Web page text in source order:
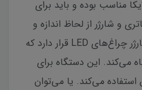
مناسب بوده و باید برای
و شارژر از لحاظ اندازه و
ولتاژ توجه کرد. روی این شارژر چراغ‌های LED قرار دارد که
می‌کند. این دستگاه برای
استفاده می‌کند. یا می‌توان